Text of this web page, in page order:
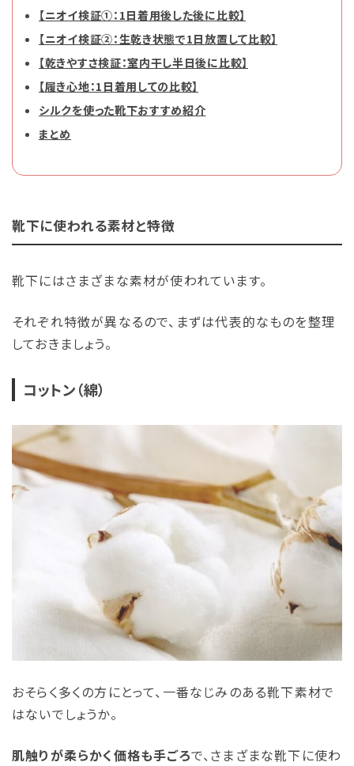
【ニオイ検証①：1日着用後した後に比較】
【ニオイ検証②：生乾き状態で1日放置して比較】
【乾きやすさ検証：室内干し半日後に比較】
【履き心地：1日着用しての比較】
シルクを使った靴下おすすめ紹介
まとめ
靴下に使われる素材と特徴
靴下にはさまざまな素材が使われています。
それぞれ特徴が異なるので、まずは代表的なものを整理
しておきましょう。
コットン（綿）
おそらく多くの方にとって、一番なじみのある靴下素材で
はないでしょうか。
肌触りが柔らかく価格も手ごろで、さまざまな靴下に使わ